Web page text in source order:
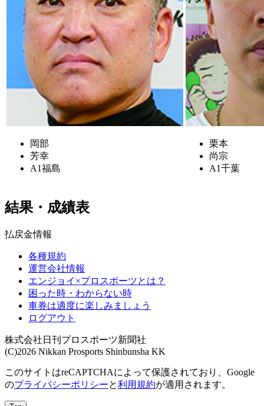
岡部
芳幸
A1福島
栗本
尚宗
A1千葉
結果・成績表
払戻金情報
各種規約
運営会社情報
エンジョイ×プロスポーツとは？
困った時・わからない時
車券は適度に楽しみましょう
ログアウト
株式会社日刊プロスポーツ新聞社
(C)2026 Nikkan Prosports Shinbunsha KK
このサイトはreCAPTCHAによって保護されており、Google
のプライバシーポリシーと利用規約が適用されます。